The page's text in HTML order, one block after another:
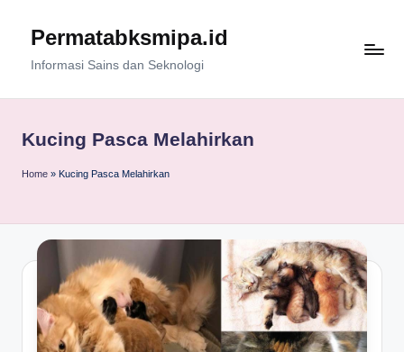
Permatabksmipa.id
Informasi Sains dan Seknologi
Kucing Pasca Melahirkan
Home » Kucing Pasca Melahirkan